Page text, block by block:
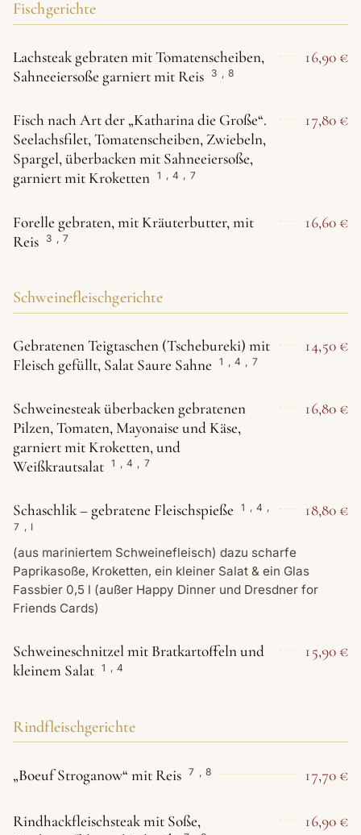
Fischgerichte
Lachsteak gebraten mit Tomatenscheiben,
Sahneeiersoße garniert mit Reis
3 , 8
16,90 €
Fisch nach Art der „Katharina die Große“.
Seelachsfilet, Tomatenscheiben, Zwiebeln,
Spargel, überbacken mit Sahneeiersoße,
garniert mit Kroketten
1 , 4 , 7
17,80 €
Forelle gebraten, mit Kräuterbutter, mit
Reis
3 7
16,60 €
Schweinefleischgerichte
Gebratenen Teigtaschen (Tschebureki) mit
Fleisch gefüllt, Salat Saure Sahne
1 , 4 , 7
14,50 €
Schweinesteak überbacken gebratenen
Pilzen, Tomaten, Mayonaise und Käse,
garniert mit Kroketten, und
Weißkrautsalat
1 , 4 , 7
16,80 €
Schaschlik – gebratene Fleischspieße 1 , 4 ,
7 , I
18,80 €
(aus mariniertem Schweinefleisch) dazu scharfe
Paprikasoße, Kroketten, ein kleiner Salat & ein Glas
Fassbier 0,5 l (außer Happy Dinner und Dresdner for
Friends Cards)
Schweineschnitzel mit Bratkartoffeln und
kleinem Salat
1 , 4
15,90 €
Rindfleischgerichte
„Boeuf Stroganow“ mit Reis 7 , 8 17,70 €
Rindhackfleischsteak mit Soße,
16,90 €